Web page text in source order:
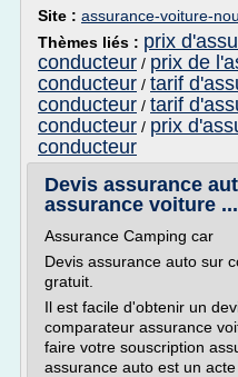
Site : assurance-voiture-
Thèmes liés : prix
conducteur / prix de
conducteur / tarif
conducteur / tarif
conducteur / prix
conducteur
Devis assurance
assurance voiture ...
Assurance Camping car
Devis assurance auto sur
gratuit.
Il est facile d'obtenir un
comparateur assurance
faire votre souscription
assurance auto est un